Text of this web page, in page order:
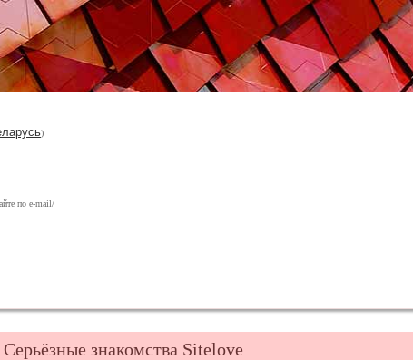
)
по e-mail/
Серьёзные знакомства Sitelove